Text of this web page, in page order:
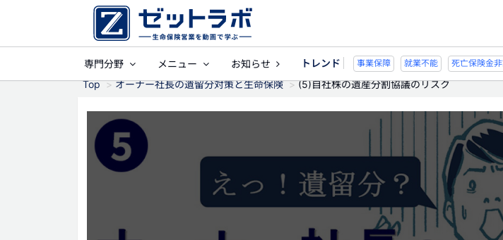
専門分野 メニュー お知らせ トレンド
事業保障 就業不能 死亡保険金非課税枠 キャッシュフロー
Top
オーナー社長の遺留分対策と生命保険 (5)自社株の遺産分割協議のリスク